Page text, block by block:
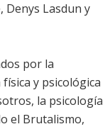
Denys Lasdun y
por la
y psicológica
la psicología
el Brutalismo,